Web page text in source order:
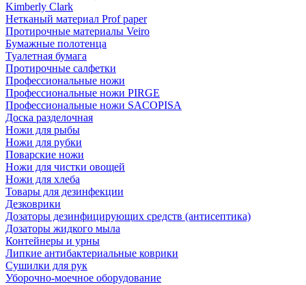
Kimberly Clark
Нетканый материал Prof paper
Протирочные материалы Veiro
Бумажные полотенца
Туалетная бумага
Протирочные салфетки
Профессиональные ножи
Профессиональные ножи PIRGE
Профессиональные ножи SACOPISA
Доска разделочная
Ножи для рыбы
Ножи для рубки
Поварские ножи
Ножи для чистки овощей
Ножи для хлеба
Товары для дезинфекции
Дезковрики
Дозаторы дезинфицирующих средств (антисептика)
Дозаторы жидкого мыла
Контейнеры и урны
Липкие антибактериальные коврики
Сушилки для рук
Уборочно-моечное оборудование